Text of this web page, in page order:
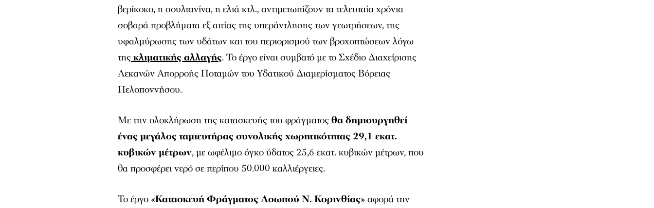
βερίκοκο, η σουλτανίνα, η ελιά κτλ., αντιμετωπίζουν τα τελευταία χρόνια
σοβαρά προβλήματα εξ αιτίας της υπεράντλησης των γεωτρήσεων, της
υφαλμύρωσης των υδάτων και του περιορισμού των βροχοπτώσεων λόγω
τηςκλιματικής αλλαγής. Το έργο είναι συμβατό με το Σχέδιο Διαχείρισης
Λεκανών Απορροής Ποταμών του Υδατικού Διαμερίσματος Βόρειας
Πελοποννήσου.
Με την ολοκλήρωση της κατασκευής του φράγματοςθα δημιουργηθεί
ένας μεγάλος ταμιευτήρας συνολικής χωρητικότητας 29,1 εκατ.
κυβικών μέτρων, με ωφέλιμο όγκο ύδατος 25,6 εκατ. κυβικών μέτρων, που
θα προσφέρει νερό σε περίπου 50.000 καλλιέργειες.
Το έργο «Κατασκευή Φράγματος Ασωπού Ν. Κορινθίας» αφορά την